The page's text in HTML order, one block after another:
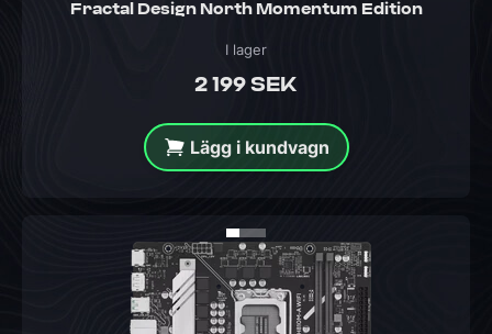
Fractal Design North Momentum Edition
2 199 SEK
I lager
Lägg i kundvagn